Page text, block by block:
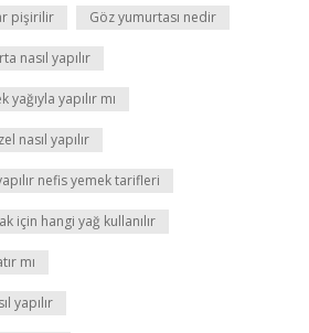
pişirilir Göz yumurtası nedir
nasıl yapılır
yapılır mı
nasıl yapılır
nefis yemek tarifleri
için hangi yağ kullanılır
mı
yapılır